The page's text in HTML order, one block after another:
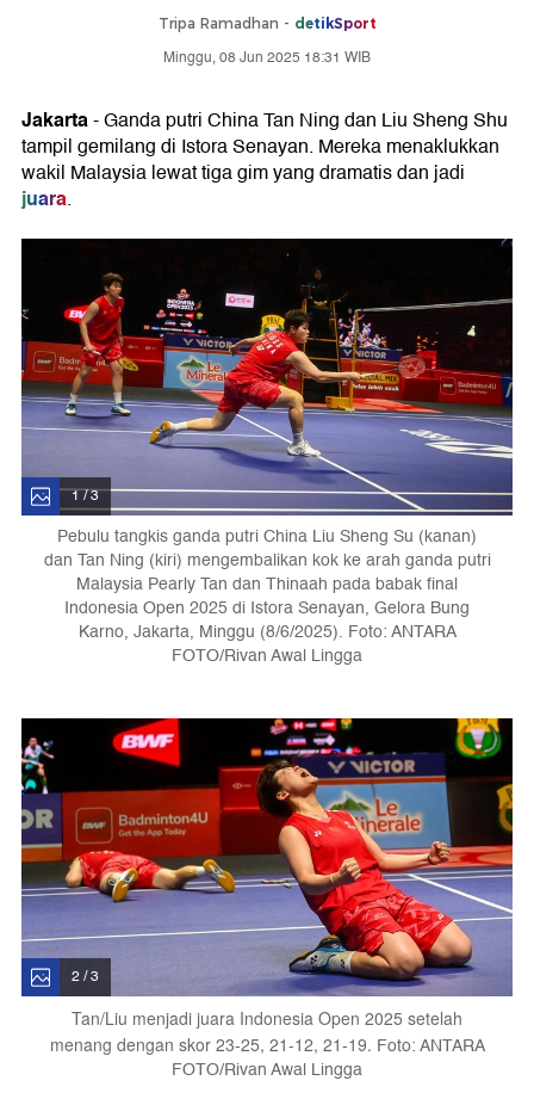
Tripa Ramadhan - detikSport
Minggu, 08 Jun 2025 18:31 WIB
Jakarta- Ganda putri China Tan Ning dan Liu Sheng Shu
tampil gemilang di Istora Senayan. Mereka menaklukkan
wakil Malaysia lewat tiga gim yang dramatis dan jadi
juara.
1 / 3
Pebulu tangkis ganda putri China Liu Sheng Su (kanan)
dan Tan Ning (kiri) mengembalikan kok ke arah ganda putri
Malaysia Pearly Tan dan Thinaah pada babak final
Indonesia Open 2025 di Istora Senayan, Gelora Bung
Karno, Jakarta, Minggu (8/6/2025). Foto: ANTARA
FOTO/Rivan Awal Lingga
2 / 3
Tan/Liu menjadi juara Indonesia Open 2025 setelah
menang dengan skor 23-25, 21-12, 21-19. Foto: ANTARA
FOTO/Rivan Awal Lingga